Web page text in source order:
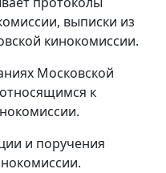
выписки из
кинокомиссии.
Московской
к
и поручения